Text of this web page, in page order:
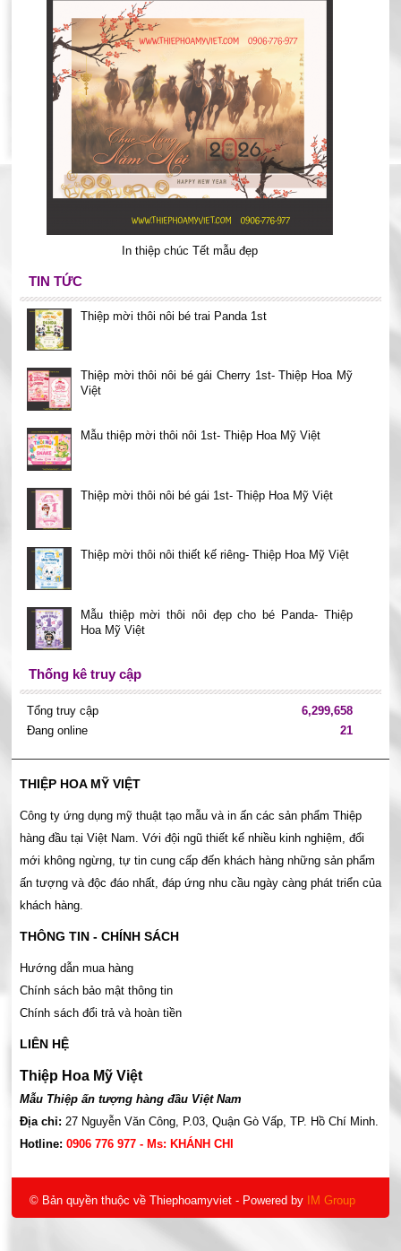
In thiệp chúc Tết mẫu đẹp
TIN TỨC
Thiệp mời thôi nôi bé trai Panda 1st
Thiệp mời thôi nôi bé gái Cherry 1st- Thiệp Hoa Mỹ
Việt
Mẫu thiệp mời thôi nôi 1st- Thiệp Hoa Mỹ Việt
Thiệp mời thôi nôi bé gái 1st- Thiệp Hoa Mỹ Việt
Thiệp mời thôi nôi thiết kế riêng- Thiệp Hoa Mỹ Việt
Mẫu thiệp mời thôi nôi đẹp cho bé Panda- Thiệp
Hoa Mỹ Việt
Thống kê truy cập
Tổng truy cập
6,299,658
Đang online
21
THIỆP HOA MỸ VIỆT
Công ty ứng dụng mỹ thuật tạo mẫu và in ấn các sản phẩm Thiệp
hàng đầu tại Việt Nam. Với đội ngũ thiết kế nhiều kinh nghiệm, đổi
mới không ngừng, tự tin cung cấp đến khách hàng những sản phẩm
ấn tượng và độc đáo nhất, đáp ứng nhu cầu ngày càng phát triển của
khách hàng.
THÔNG TIN - CHÍNH SÁCH
Hướng dẫn mua hàng
Chính sách bảo mật thông tin
Chính sách đổi trả và hoàn tiền
LIÊN HỆ
Thiệp Hoa Mỹ Việt
Mẫu Thiệp ấn tượng hàng đầu Việt Nam
Địa chỉ: 27 Nguyễn Văn Công, P.03, Quận Gò Vấp, TP. Hồ Chí Minh.
Hotline: 0906 776 977 - Ms: KHÁNH CHI
© Bản quyền thuộc về Thiephoamyviet - Powered by IM Group